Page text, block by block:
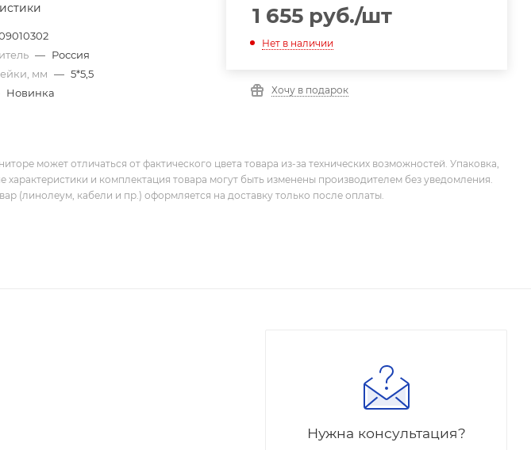
— Россия
мм — 5*5,5
Новинка
1 655руб./шт
Нет в наличии
Хочу в подарок
может отличаться от фактического цвета товара из-за технических возможностей. Упаковка,
характеристики и комплектация товара могут быть изменены производителем без уведомления.
(линолеум, кабели и пр.) оформляется на доставку только после оплаты.
Нужна консультация?